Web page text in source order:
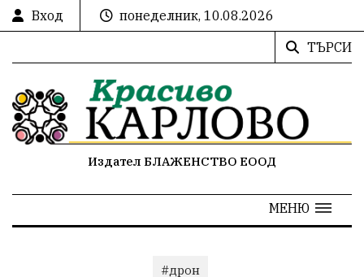
Вход
понеделник, 10.08.2026
ТЪРСИ
Издател БЛАЖЕНСТВО ЕООД
МЕНЮ
#дрон